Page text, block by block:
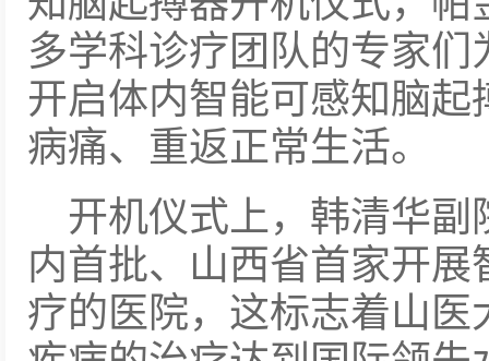
多学科诊疗团队的专家
开启体内智能可感知脑
病痛、重返正常生活。
开机仪式上，韩清华
内首批、山西省首家开
疗的医院，这标志着山